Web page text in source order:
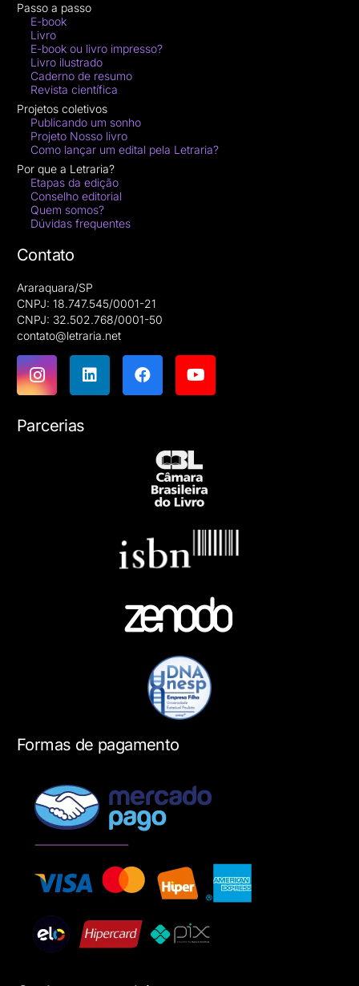
Passo a passo
E-book
Livro
E-book ou livro impresso?
Livro ilustrado
Caderno de resumo
Revista científica
Projetos coletivos
Publicando um sonho
Projeto Nosso livro
Como lançar um edital pela Letraria?
Por que a Letraria?
Etapas da edição
Conselho editorial
Quem somos?
Dúvidas frequentes
Contato
Araraquara/SP
CNPJ: 18.747.545/0001-21
CNPJ: 32.502.768/0001-50
contato@letraria.net
Parcerias
Formas de pagamento